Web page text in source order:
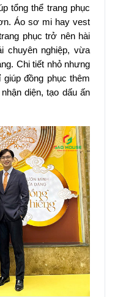
tổng thể trang phục
Áo sơ mi hay vest
phục trở nên hài
chuyên nghiệp, vừa
Chi tiết nhỏ nhưng
đồng phục thêm
diện, tạo dấu ấn